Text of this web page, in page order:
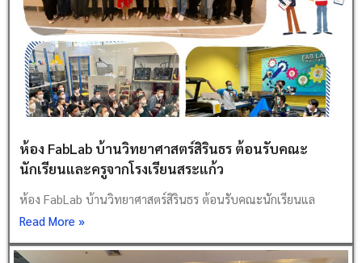
ห้อง FabLab บ้านวิทยาศาสตร์สิรินธร ต้อนรับคณะ
นักเรียนและครูจากโรงเรียนสระแก้ว
ห้อง FabLab บ้านวิทยาศาสตร์สิรินธร ต้อนรับคณะนักเรียนแล
Read More »